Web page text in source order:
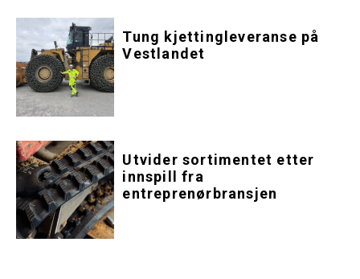
Tung kjettingleveranse på
Vestlandet
Utvider sortimentet etter
innspill fra
entreprenørbransjen